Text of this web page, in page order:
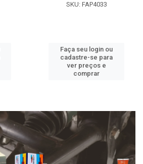
SKU: FAP4033
Faça seu login ou
cadastre-se para
ver preços e
comprar